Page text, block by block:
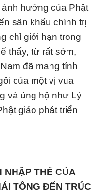
hưởng của Phật
sân khấu chính trị
chỉ giới hạn trong
thấy, từ rất sớm,
đã mang tính
của một vị vua
và ủng hộ như Lý
giáo phát triển
NHẬP THẾ CỦA
TÔNG ĐẾN TRÚC